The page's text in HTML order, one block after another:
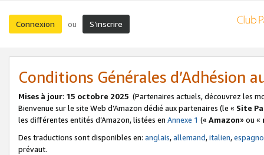
Connexion ou S’inscrire
Conditions Générales d’Adhésion
Mises à jour: 15 octobre 2025 (Partenaires actuels, découvrez les
Bienvenue sur le site Web d’Amazon dédié aux partenaires (le « Site
les différentes entités d’Amazon, listées en Annexe 1 (« Amazon» ou «
Des traductions sont disponibles en: anglais,allemand,italien,
prévaut.